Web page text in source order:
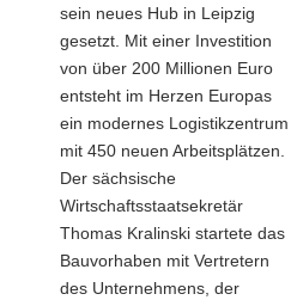
Investitionen
des
Mittelstands
und
der
Kommunen
mit
230
Mio.
Euro"
sein neues Hub in Leipzig
gesetzt. Mit einer Investition
von über 200 Millionen Euro
entsteht im Herzen Europas
ein modernes Logistikzentrum
mit 450 neuen Arbeitsplätzen.
Der sächsische
Wirtschaftsstaatsekretär
Thomas Kralinski startete das
Bauvorhaben mit Vertretern
des Unternehmens, der